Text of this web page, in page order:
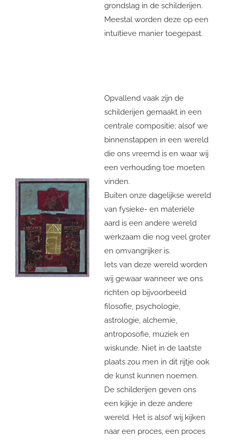
grondslag in de schilderijen.
Meestal worden deze op een
intuïtieve manier toegepast.
Opvallend vaak zijn de
schilderijen gemaakt in een
centrale compositie; alsof we
binnenstappen in een wereld
die ons vreemd is en waar wij
een verhouding toe moeten
vinden.
Buiten onze dagelijkse wereld
van fysieke- en materiële
aard is een andere wereld
werkzaam die nog veel groter
en omvangrijker is.
Iets van deze wereld worden
wij gewaar wanneer we ons
richten op bijvoorbeeld
filosofie, psychologie,
astrologie, alchemie,
antroposofie, muziek en
wiskunde. Niet in de laatste
plaats zou men in dit rijtje ook
de kunst kunnen noemen.
De schilderijen geven ons
een kijkje in deze andere
wereld. Het is alsof wij kijken
naar een proces, een proces